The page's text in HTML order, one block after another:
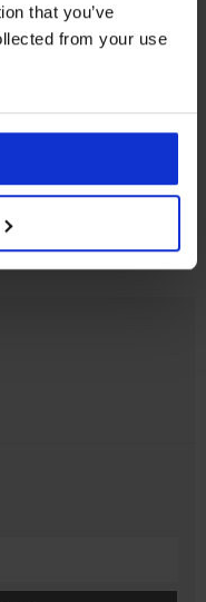
that you’ve
from your use
vračilo
Kako izbrati